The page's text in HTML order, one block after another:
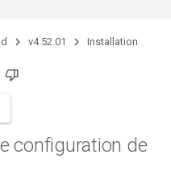
v4.52.01 Installation
configuration de